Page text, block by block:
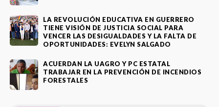
LA REVOLUCIÓN EDUCATIVA EN GUERRERO
TIENE VISIÓN DE JUSTICIA SOCIAL PARA
VENCER LAS DESIGUALDADES Y LA FALTA DE
OPORTUNIDADES: EVELYN SALGADO
ACUERDAN LA UAGRO Y PC ESTATAL
TRABAJAR EN LA PREVENCIÓN DE INCENDIOS
FORESTALES